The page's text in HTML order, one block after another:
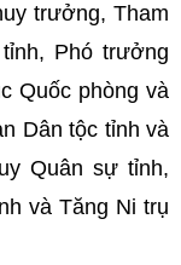
trưởng, Tham
Phó trưởng
Quốc phòng và
Dân tộc tỉnh và
Quân sự tỉnh,
và Tăng Ni trụ